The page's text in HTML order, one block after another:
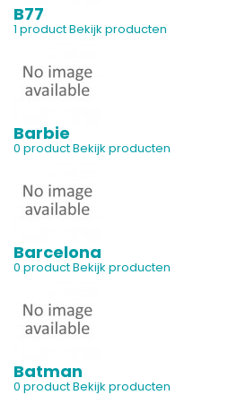
B77
1 productBekijk producten
Barbie
0 productBekijk producten
Barcelona
0 productBekijk producten
Batman
0 productBekijk producten